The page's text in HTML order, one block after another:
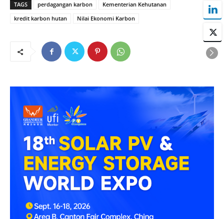
TAGS perdagangan karbon
Kementerian Kehutanan
kredit karbon hutan
Nilai Ekonomi Karbon